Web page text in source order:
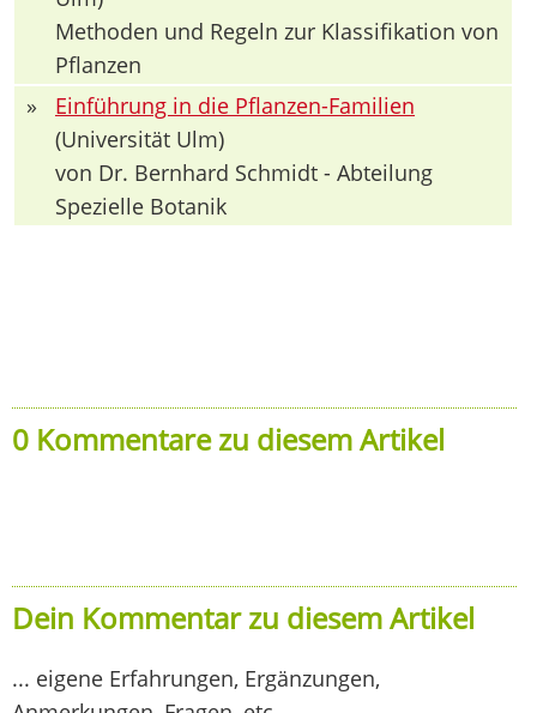
Methoden und Regeln zur Klassifikation von
Pflanzen
»
Einführung in die Pflanzen-Familien
(Universität Ulm)
von Dr. Bernhard Schmidt - Abteilung
Spezielle Botanik
0 Kommentare zu diesem Artikel
Dein Kommentar zu diesem Artikel
... eigene Erfahrungen, Ergänzungen,